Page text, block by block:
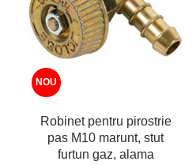
NOU
Robinet pentru pirostrie
pas M10 marunt, stut
furtun gaz, alama